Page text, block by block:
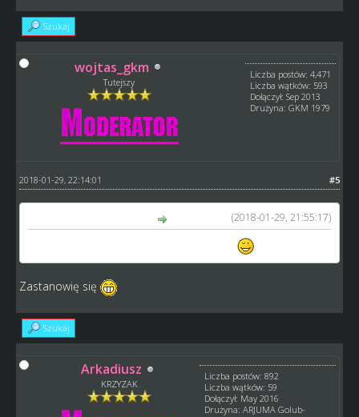
Szukaj
wojtas_gkm
Tutejszy
Liczba postów: 4,471
Liczba wątków: 593
Dołączył: Sep 2013
Drużyna: GKM 1979
#5
2018-01-29, 22:14:01
(2018-01-29, 21:55:17)
Zastanowię się
Szukaj
Arkadiusz
KRZYZAK
Liczba postów: 892
Liczba wątków: 59
Dołączył: May 2016
Drużyna: ARJUMA Golub-